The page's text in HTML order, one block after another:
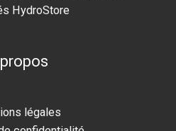
HydroStore
légales